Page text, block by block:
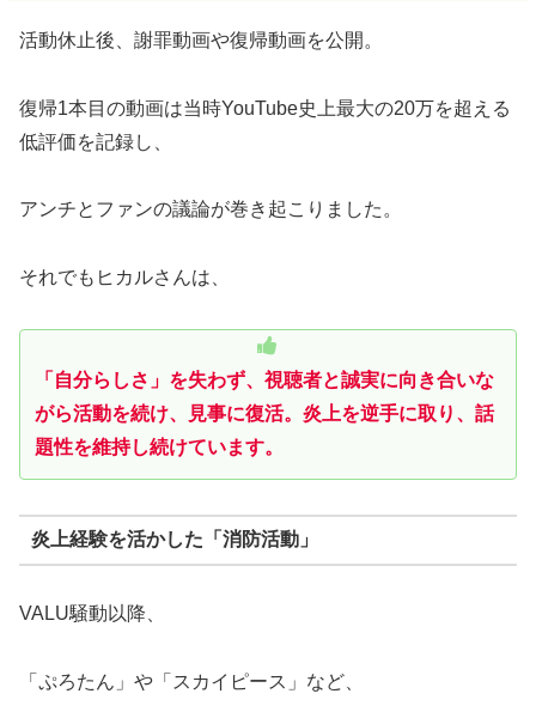
活動休止後、謝罪動画や復帰動画を公開。
復帰1本目の動画は当時YouTube史上最大の20万を超える
低評価を記録し、
アンチとファンの議論が巻き起こりました。
それでもヒカルさんは、
「自分らしさ」を失わず、視聴者と誠実に向き合いな
がら活動を続け、見事に復活。炎上を逆手に取り、話
題性を維持し続けています。
炎上経験を活かした「消防活動」
VALU騒動以降、
「ぷろたん」や「スカイピース」など、